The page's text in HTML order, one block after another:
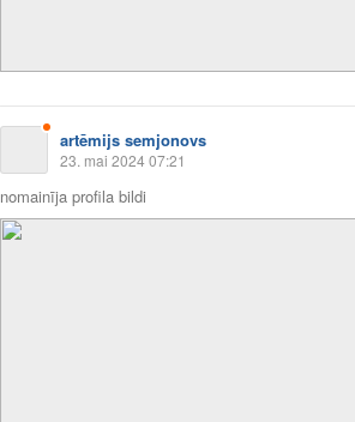
artēmijs semjonovs
23. mai 2024 07:21
nomainīja profila bildi